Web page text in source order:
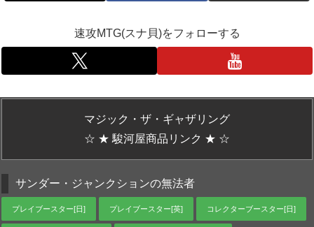
速攻MTG(スナ貝)をフォローする
マジック・ザ・ギャザリング
☆ ★ 駿河屋商品リンク ★ ☆
サンダー・ジャンクションの無法者
プレイブースター[日] プレイブースター[英] コレクターブースター[日]